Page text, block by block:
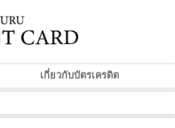
เกี่ยวกับบัตรเครดิต